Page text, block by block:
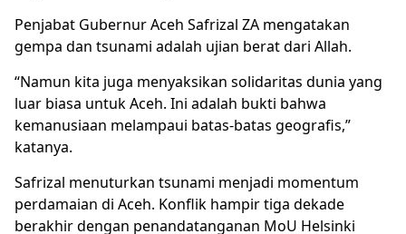
Penjabat Gubernur Aceh Safrizal ZA mengatakan
gempa dan tsunami adalah ujian berat dari Allah.
“Namun kita juga menyaksikan solidaritas dunia yang
luar biasa untuk Aceh. Ini adalah bukti bahwa
kemanusiaan melampaui batas-batas geografis,”
katanya.
Safrizal menuturkan tsunami menjadi momentum
perdamaian di Aceh. Konflik hampir tiga dekade
berakhir dengan penandatanganan MoU Helsinki